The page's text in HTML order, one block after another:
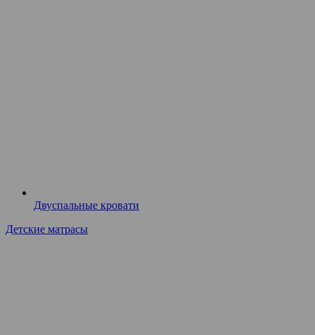
Двуспальные кровати
Детские матрасы